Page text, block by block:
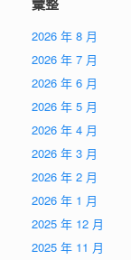
彙整
2026 年 8 月
2026 年 7 月
2026 年 6 月
2026 年 5 月
2026 年 4 月
2026 年 3 月
2026 年 2 月
2026 年 1 月
2025 年 12 月
2025 年 11 月